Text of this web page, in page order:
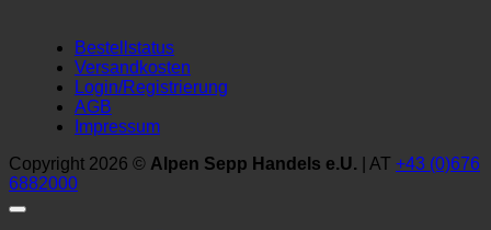
Bestellstatus
Versandkosten
Login/Registrierung
AGB
Impressum
Copyright 2026 © Alpen Sepp Handels e.U. | AT +43 (0)676
6882000